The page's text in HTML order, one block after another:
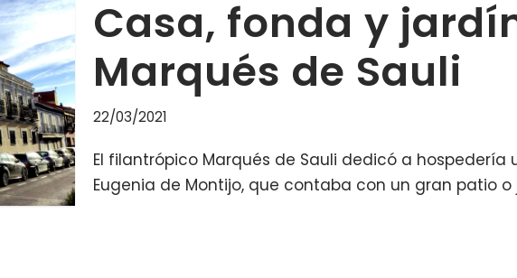
Casa, fonda y
Marqués de Sauli
22/03/2021
El filantrópico Marqués de Sauli dedicó a
Eugenia de Montijo, que contaba con un gran patio o